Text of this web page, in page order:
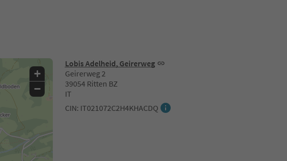
Lobis Adelheid, Geirerweg
Geirerweg 2
39054 Ritten BZ
IT
CIN: IT021072C2H4KHACDQ
+
−